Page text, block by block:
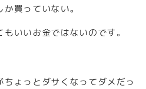
買っていない。
いいお金ではないのです。
ちょっとダサくなってダメだっ